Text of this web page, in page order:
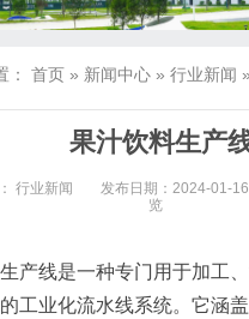
： 首页 » 新闻中心 » 行业新闻 »
果汁饮料生产
行业新闻 发布日期：2024-01-
览
产线是一种专门用于加工
工业化流水线系统。它涵